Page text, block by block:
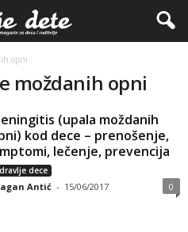
opni
moždanih opni
(upala moždanih
kod dece – prenošenje,
lečenje, prevencija
dece
Antić - 15/06/2017 0